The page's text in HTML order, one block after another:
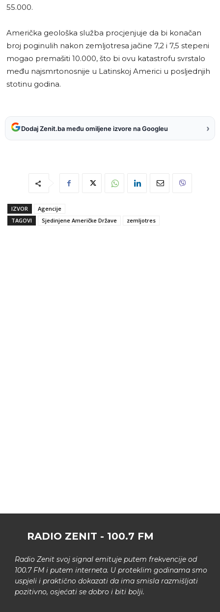
55.000.
Američka geološka služba procjenjuje da bi konačan
broj poginulih nakon zemljotresa jačine 7,2 i 7,5 stepeni
mogao premašiti 10.000, što bi ovu katastrofu svrstalo
među najsmrtonosnije u Latinskoj Americi u posljednjih
stotinu godina.
Dodaj Zenit.ba među omiljene izvore na Googleu ›
IZVOR
Agencije
TAGOVI
Sjedinjene Američke Države zemljotres
RADIO ZENIT - 100.7 FM
Radio Zenit svoj signal emituje putem frekvencije od
100.7 FM i putem interneta. U proteklim godinama smo
uspjeli i praktično dokazati da ima smisla razmišljati
pozitivno, osjećati se dobro i biti bolji.